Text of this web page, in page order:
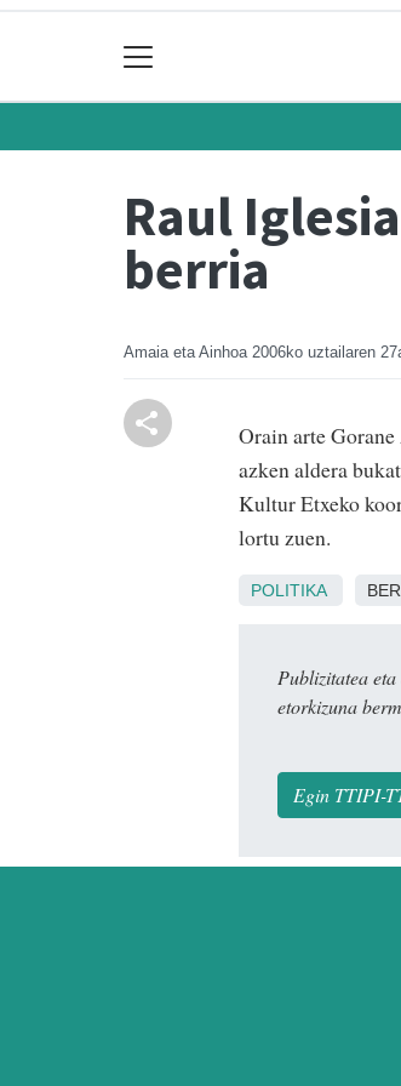
Raul
berria
Amaia eta Ainhoa 2006ko uztailaren
Orain arte
azken aldera
Kultur Etxeko
lortu zuen.
POLITIKA
Publizitatea
etorkizuna
Egin TTIPI-